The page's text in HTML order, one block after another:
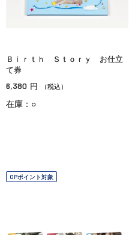
Ｂｉｒｔｈ Ｓｔｏｒｙ お仕立
て券
6,380 円 （税込）
在庫：○
OPポイント対象